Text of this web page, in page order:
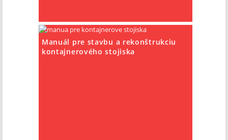
Manuál pre stavbu a rekonštrukciu
kontajnerového stojiska